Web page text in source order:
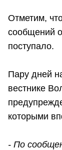
Отметим,
сообщений
поступало.
Пару дней
вестнике
которыми
- По